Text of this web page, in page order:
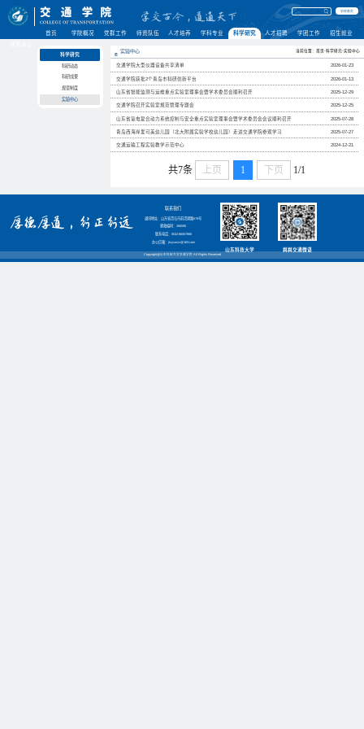
学校首页
首页 学院概况 党群工作 师资队伍 人才培养 学科专业 科学研究 人才招聘 学团工作 招生就业
科学研究
科研动态
科研成果
规章制度
实验中心
实验中心 当前位置：首页-科学研究-实验中心
交通学院大型仪器设备共享清单 2026-01-23
交通学院获批2个青岛市科研创新平台 2026-01-13
山东省智能监测与运维重点实验室理事会暨学术委员会顺利召开 2025-12-29
交通学院召开实验室规范管理专题会 2025-12-25
山东省氢电复合动力系统控制与安全重点实验室理事会暨学术委员会会议顺利召开 2025-07-28
青岛西海岸爱可美幼儿园（北大附属实验学校幼儿园）走进交通学院参观学习 2025-07-27
交通运输工程实验教学示范中心 2024-12-21
共7条 上页 1 下页 1/1
联系我们
通讯地址：山东省青岛市前湾港路579号
邮政编码：266590
联系电话：0532-86057885
办公信箱：jtxyxwzx@163.com
山东科技大学 嵙嵙交通微语
Copyright@山东科技大学交通学院 All Rights Reserved